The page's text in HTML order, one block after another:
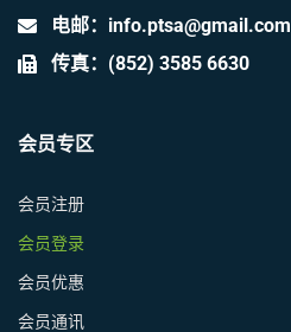
电邮：info.ptsa@gmail.com
传真：(852) 3585 6630
会员专区
会员注册
会员登录
会员优惠
会员通讯